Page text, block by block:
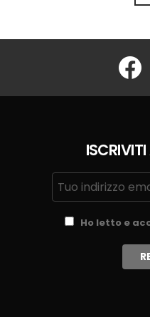
Ho letto e